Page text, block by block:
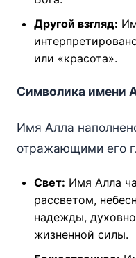
Другой взгляд:
или «красота».
Символика имени
Имя Алла
отражающими его
Свет: Имя Алла
рассветом,
надежды,
жизненной силы.